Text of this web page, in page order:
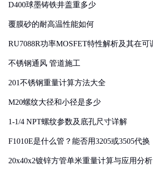
D400球墨铸铁井盖重多少
覆膜砂的耐高温性能如何
RU7088R功率MOSFET特性解析及其在可
不锈钢通风 管道施工
201不锈钢重量计算方法大全
M20螺纹大径和小径是多少
1-1/4 NPT螺纹参数及底孔尺寸详解
F1010E是什么管？能否用3205或3505代换
20x40x2镀锌方管单米重量计算与应用分析